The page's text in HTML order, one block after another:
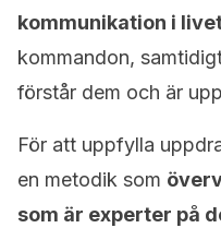
kommunikation i
kommandon,
förstår dem och är
För att uppfylla
en metodik som
som är experter på